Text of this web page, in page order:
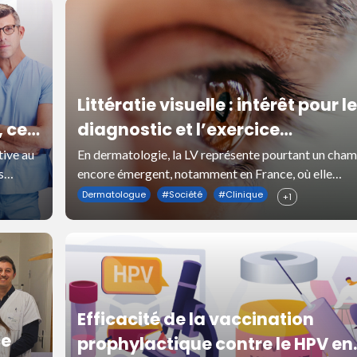
ce
au
Littératie visuelle : intérêt pour le
diagnostic et l’exercice
dermatologiques
En dermatologie, la LV représente pourtant un
encore émergent, notamment en France, où elle
demeure relativement peu connue et très peu
Dermatologue #Société #Clinique +1
Efficacité de la vaccination
prophylactique contre le HPV en